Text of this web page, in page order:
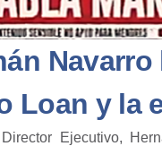
Loan y la
Director Ejecutivo,